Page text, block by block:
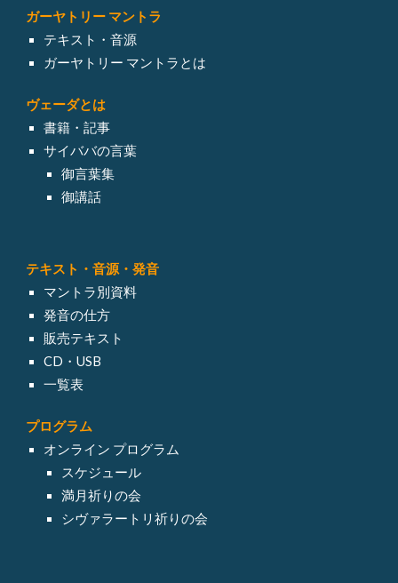
ガーヤトリー マントラ
テキスト・音源
ガーヤトリー マントラとは
ヴェーダとは
書籍・記事
サイババの言葉
御言葉集
御講話
テキスト・音源・発音
マントラ別資料
発音の仕方
販売テキスト
CD・USB
一覧表
プログラム
オンライン プログラム
スケジュール
満月祈りの会
シヴァラートリ祈りの会